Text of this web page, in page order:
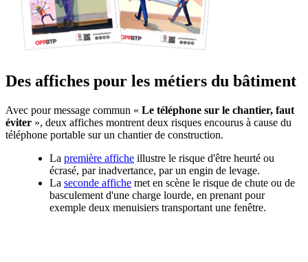
Des affiches pour les métiers du bâtiment
Avec pour message commun « Le téléphone sur le chantier, faut
éviter », deux affiches montrent deux risques encourus à cause du
téléphone portable sur un chantier de construction.
La première affiche illustre le risque d'être heurté ou
écrasé, par inadvertance, par un engin de levage.
La seconde affiche met en scène le risque de chute ou de
basculement d'une charge lourde, en prenant pour
exemple deux menuisiers transportant une fenêtre.